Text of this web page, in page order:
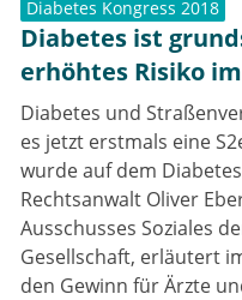
Diabetes Kongress 2018
Diabetes ist
erhöhtes Risiko
Diabetes und
es jetzt erstmals eine
wurde auf dem
Rechtsanwalt Oliver
Ausschusses Soziales
Gesellschaft, erläutert
den Gewinn für Ärzte